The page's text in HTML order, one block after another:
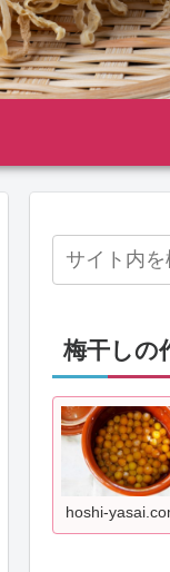
梅干しの
hoshi-